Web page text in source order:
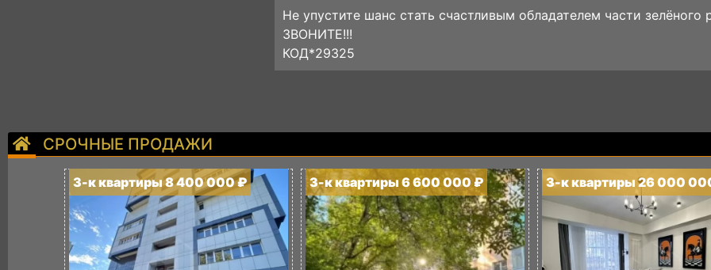
Не упустите шанс стать счастливым обладателем части зелёного
ЗВОНИТЕ!!!
КОД*29325
СРОЧНЫЕ ПРОДАЖИ
3-к квартиры 8 400 000 ₽ 3-к квартиры 6 600 000 ₽ 3-к квартиры 26 000